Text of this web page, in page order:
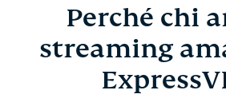
Perché chi
streaming